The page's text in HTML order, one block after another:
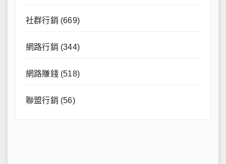
社群行銷 (669)
網路行銷 (344)
網路賺錢(518)
聯盟行銷 (56)